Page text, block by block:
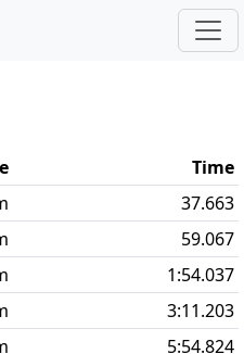
Time
37.663
59.067
1:54.037
3:11.203
5:54.824